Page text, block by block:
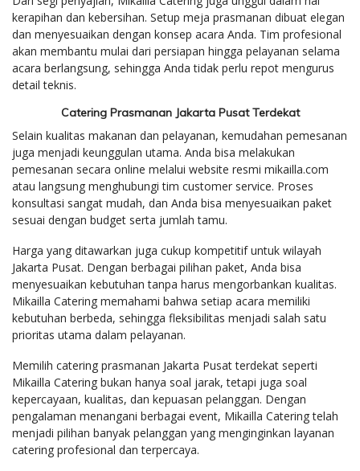
kerapihan dan kebersihan. Setup meja prasmanan dibuat elegan
dan menyesuaikan dengan konsep acara Anda. Tim profesional
akan membantu mulai dari persiapan hingga pelayanan selama
acara berlangsung, sehingga Anda tidak perlu repot mengurus
detail teknis.
Catering Prasmanan Jakarta Pusat Terdekat
Selain kualitas makanan dan pelayanan, kemudahan pemesanan
juga menjadi keunggulan utama. Anda bisa melakukan
pemesanan secara online melalui website resmi mikailla.com
atau langsung menghubungi tim customer service. Proses
konsultasi sangat mudah, dan Anda bisa menyesuaikan paket
sesuai dengan budget serta jumlah tamu.
Harga yang ditawarkan juga cukup kompetitif untuk wilayah
Jakarta Pusat. Dengan berbagai pilihan paket, Anda bisa
menyesuaikan kebutuhan tanpa harus mengorbankan kualitas.
Mikailla Catering memahami bahwa setiap acara memiliki
kebutuhan berbeda, sehingga fleksibilitas menjadi salah satu
prioritas utama dalam pelayanan.
Memilih catering prasmanan Jakarta Pusat terdekat seperti
Mikailla Catering bukan hanya soal jarak, tetapi juga soal
kepercayaan, kualitas, dan kepuasan pelanggan. Dengan
pengalaman menangani berbagai event, Mikailla Catering telah
menjadi pilihan banyak pelanggan yang menginginkan layanan
catering profesional dan terpercaya.